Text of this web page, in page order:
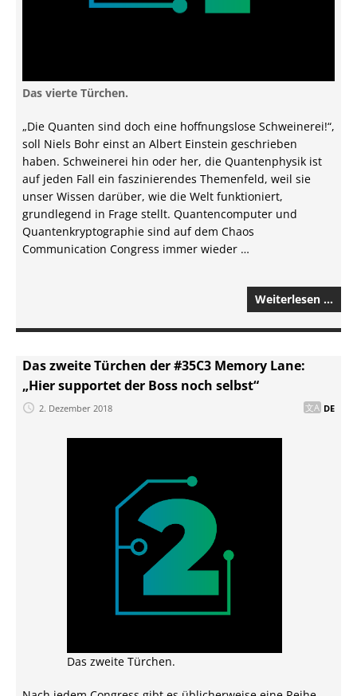
Das vierte Türchen.
„Die Quanten sind doch eine hoffnungslose Schweinerei!“,
soll Niels Bohr einst an Albert Einstein geschrieben
haben. Schweinerei hin oder her, die Quantenphysik ist
auf jeden Fall ein faszinierendes Themenfeld, weil sie
unser Wissen darüber, wie die Welt funktioniert,
grundlegend in Frage stellt. Quantencomputer und
Quantenkryptographie sind auf dem Chaos
Communication Congress immer wieder …
Weiterlesen …
Das zweite Türchen der #35C3 Memory Lane:
„Hier supportet der Boss noch selbst“
2. Dezember 2018 DE
Das zweite Türchen.